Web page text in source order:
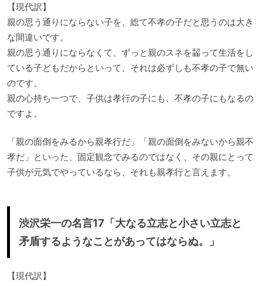
【現代訳】
親の思う通りにならない子を、総て不孝の子だと思うのは大き
な間違いです。
親の思う通りにならなくて、ずっと親のスネを齧って生活をし
ている子どもだからといって、それは必ずしも不孝の子で無い
のです。
親の心持ち一つで、子供は孝行の子にも、不孝の子にもなるの
ですよ。
「親の面倒をみるから親孝行だ」「親の面倒をみないから親不
孝だ」といった、固定観念でみるのではなく、その親にとって
子供が元気でやっているなら、それも親孝行と言えます。
渋沢栄一の名言17「大なる立志と小さい立志と
矛盾するようなことがあってはならぬ。」
【現代訳】